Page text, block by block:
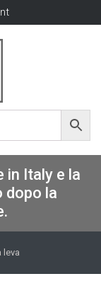
in Italy e la
dopo la
leva